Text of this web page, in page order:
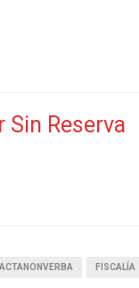
Sin Reserva
FISCALÍA